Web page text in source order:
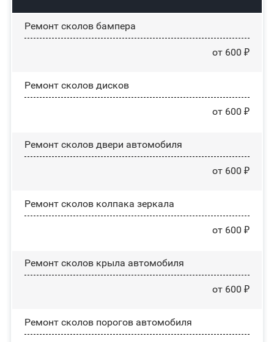
Ремонт сколов бампера
от 600 ₽
Ремонт сколов дисков
от 600 ₽
Ремонт сколов двери автомобиля
от 600 ₽
Ремонт сколов колпака зеркала
от 600 ₽
Ремонт сколов крыла автомобиля
от 600 ₽
Ремонт сколов порогов автомобиля